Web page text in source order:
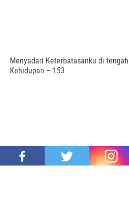
Menyadari Keterbatasanku di
Kehidupan – 153
Di Bawah Pohon Sukun